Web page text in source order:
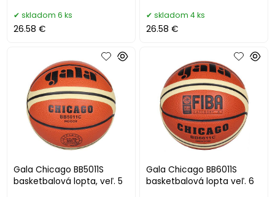
skladom 6 ks
26.58 €
skladom 4 ks
26.58 €
Gala Chicago BB5011S
basketbalová lopta, veľ. 5
Gala Chicago BB6011S
basketbalová lopta veľ. 6